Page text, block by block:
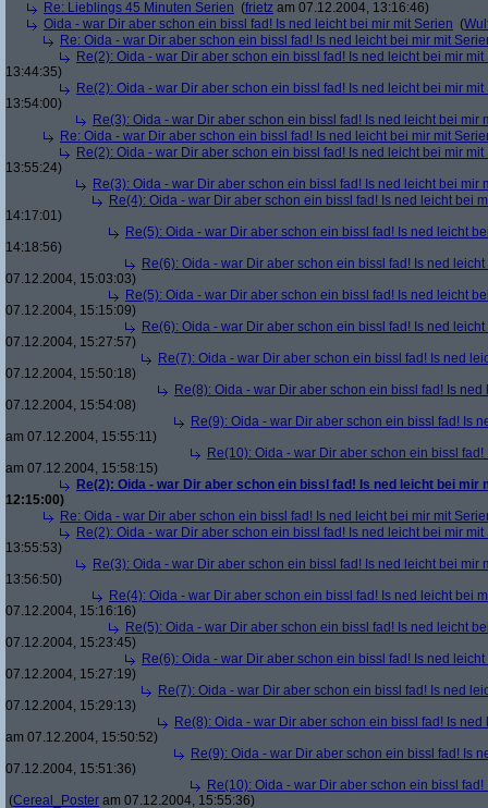
Re: Lieblings 45 Minuten Serien (frietz am 07.12.2004, 13:16:46)
Oida - war Dir aber schon ein bissl fad! Is ned leicht bei mir mit Serien (
Re: Oida - war Dir aber schon ein bissl fad! Is ned leicht bei mir mit
Re(2): Oida - war Dir aber schon ein bissl fad! Is ned leicht bei mir mit
13:44:35)
Re(2): Oida - war Dir aber schon ein bissl fad! Is ned leicht bei mir mit
13:54:00)
Re(3): Oida - war Dir aber schon ein bissl fad! Is ned leicht bei mir
Re: Oida - war Dir aber schon ein bissl fad! Is ned leicht bei mir mit
Re(2): Oida - war Dir aber schon ein bissl fad! Is ned leicht bei mir mit
13:55:24)
Re(3): Oida - war Dir aber schon ein bissl fad! Is ned leicht bei mir
Re(4): Oida - war Dir aber schon ein bissl fad! Is ned leicht bei
14:17:01)
Re(5): Oida - war Dir aber schon ein bissl fad! Is ned leicht
14:18:56)
Re(6): Oida - war Dir aber schon ein bissl fad! Is ned
07.12.2004, 15:03:03)
Re(5): Oida - war Dir aber schon ein bissl fad! Is ned leicht
07.12.2004, 15:15:09)
Re(6): Oida - war Dir aber schon ein bissl fad! Is ned
07.12.2004, 15:27:57)
Re(7): Oida - war Dir aber schon ein bissl fad! Is ned
07.12.2004, 15:50:18)
Re(8): Oida - war Dir aber schon ein bissl fad! Is
07.12.2004, 15:54:08)
Re(9): Oida - war Dir aber schon ein bissl fad! Is
am 07.12.2004, 15:55:11)
Re(10): Oida - war Dir aber schon ein bissl
am 07.12.2004, 15:58:15)
Re(2): Oida - war Dir aber schon ein bissl fad! Is ned leicht bei mir
12:15:00)
Re: Oida - war Dir aber schon ein bissl fad! Is ned leicht bei mir mit
Re(2): Oida - war Dir aber schon ein bissl fad! Is ned leicht bei mir mit
13:55:53)
Re(3): Oida - war Dir aber schon ein bissl fad! Is ned leicht bei mir
13:56:50)
Re(4): Oida - war Dir aber schon ein bissl fad! Is ned leicht bei
07.12.2004, 15:16:16)
Re(5): Oida - war Dir aber schon ein bissl fad! Is ned leicht
07.12.2004, 15:23:45)
Re(6): Oida - war Dir aber schon ein bissl fad! Is ned
07.12.2004, 15:27:19)
Re(7): Oida - war Dir aber schon ein bissl fad! Is ned
07.12.2004, 15:29:13)
Re(8): Oida - war Dir aber schon ein bissl fad! Is
am 07.12.2004, 15:50:52)
Re(9): Oida - war Dir aber schon ein bissl fad! Is
07.12.2004, 15:51:36)
Re(10): Oida - war Dir aber schon ein bissl
(Cereal_Poster am 07.12.2004, 15:55:36)